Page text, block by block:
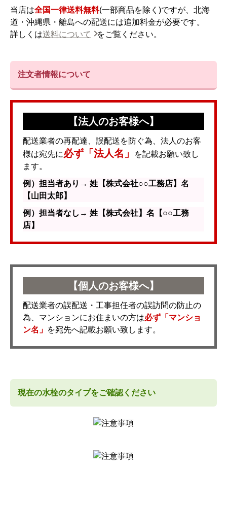
当店は全国一律送料無料(一部商品を除く)ですが、北海
道・沖縄県・離島への配送には追加料金が必要です。
詳しくは送料について をご覧ください。
注文者情報について
【法人のお客様へ】
配送業者の再配達、誤配送を防ぐ為、法人のお客
様は宛先に必ず「法人名」
を記載お願い致し
ます。
例）担当者あり→ 姓【株式会社○○工務店】名
【山田太郎】
例）担当者なし→ 姓【株式会社】名【○○工務
店】
【個人のお客様へ】
配送業者の誤配送・工事担任者の誤訪問の防止の
為、マンションにお住まいの方は必ず「マンショ
ン名」 を宛先へ記載お願い致します。
現在の水栓のタイプをご確認ください